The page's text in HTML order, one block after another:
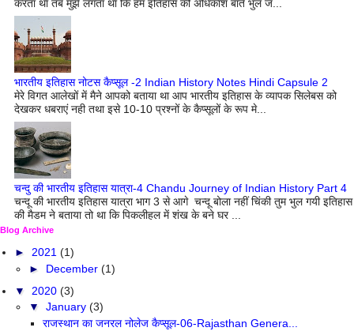
करता था तब मुझे लगता था कि हम इतिहास की अधिंकाश बातें भुल ज...
भारतीय इतिहास नोटस कैप्सूल -2 Indian History Notes Hindi Capsule 2
मेरे विगत आलेखों में मैने आपको बताया था आप भारतीय इतिहास के व्यापक सिलेबस को
देखकर धबराएं नही तथा इसे 10-10 प्रश्नों के कैप्सूलों के रूप मे...
चन्दु की भारतीय इतिहास यात्रा-4 Chandu Journey of Indian History Part 4
चन्दू की भारतीय इतिहास यात्रा भाग 3 से आगे चन्दू बोला नहीं चिंकी तुम भुल गयी इतिहास
की मैडम ने बताया तो था कि पिकलीहल में शंख के बने घर ...
Blog Archive
► 2021 (1)
► December (1)
▼ 2020 (3)
▼ January (3)
राजस्थान का जनरल नोलेज कैप्सूल-06-Rajasthan Genera...